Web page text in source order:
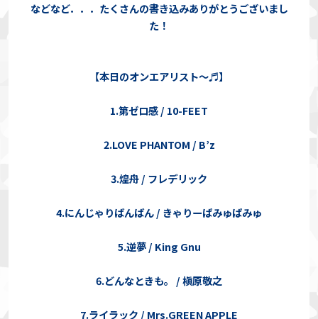
などなど．．．たくさんの書き込みありがとうございまし
た！
【本日のオンエアリスト～♬】
1.第ゼロ感 / 10-FEET
2.LOVE PHANTOM / B’z
3.煌舟 / フレデリック
4.にんじゃりばんばん / きゃりーぱみゅぱみゅ
5.逆夢 / King Gnu
6.どんなときも。 / 槇原敬之
7.ライラック / Mrs.GREEN APPLE